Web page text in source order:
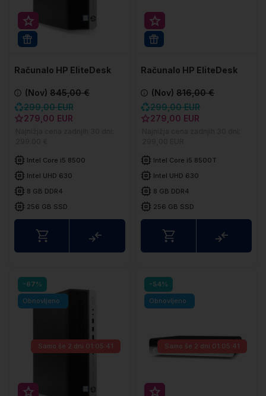
Super prihranek 20€
Računalo HP EliteDesk
(Nov) 845,00 €
299,00 EUR
279,00 EUR
Intel Core i5 8500
Intel UHD 630
8 GB DDR4
256 GB SSD
Računalo HP EliteDesk
(Nov)816,00 €
299,00 EUR
279,00 EUR
Intel Core i5 8500T
Intel UHD 630
8 GB DDR4
256 GB SSD
-67%
Obnovljeno
Super prihranek 20€
Samo še 2 dni 01:05:41
-54%
Obnovljeno
Samo še 2 dni 01:05:41